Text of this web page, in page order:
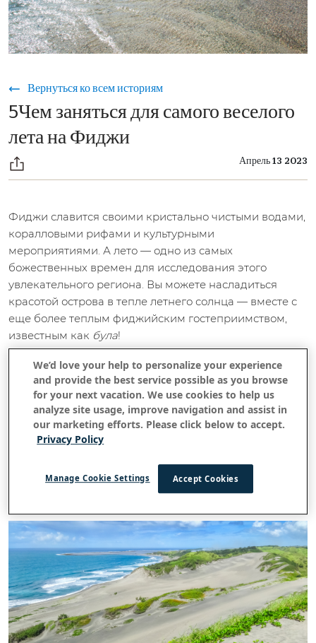
Вернуться ко всем историям
5Чем заняться для самого веселого
лета на Фиджи
Апрель 13 2023
Фиджи славится своими кристально чистыми водами,
коралловыми рифами и культурными
мероприятиями. А лето — одно из самых
божественных времен для исследования этого
увлекательного региона. Вы можете насладиться
красотой острова в тепле летнего солнца — вместе с
еще более теплым фиджийским гостеприимством,
известным как була!
Расположенные в самом сердце южной части Тихого
океана, Фиджи — это архипелаг из более чем 330
островов и 500 островков. Его главное направление
— Вити-Леву — самый большой остров страны. Мы
собрали лучшие приключения и культурные
Леву для максимального летнего веселья на Фиджи!
We’d love your help to personalize your experience
and provide the best service possible as you browse
for your next vacation. We use cookies to help us
analyze site usage, improve navigation and assist in
our marketing efforts. Please click below to accept.
Privacy Policy
Accept Cookies
Manage Cookie Settings